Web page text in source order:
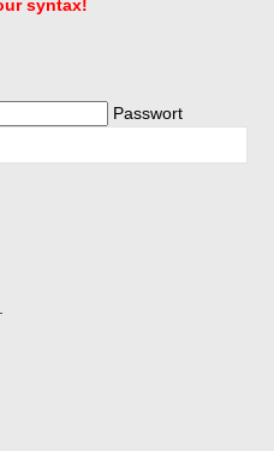
syntax!
Passwort